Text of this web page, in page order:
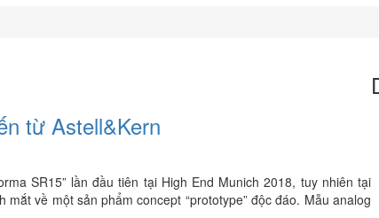
từ Astell&Kern
SR15” lần đầu tiên tại High End Munich 2018, tuy nhiên tại
về một sản phẩm concept “prototype” độc đáo. Mẫu analog